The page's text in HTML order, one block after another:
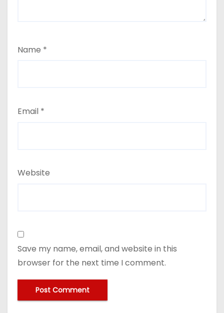
Name *
Email *
Website
Save my name, email, and website in this
browser for the next time I comment.